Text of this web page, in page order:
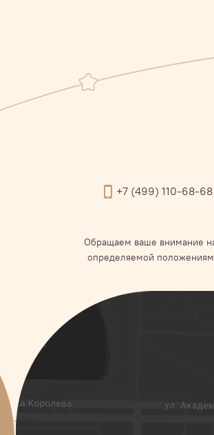
+7 (499) 110-68-68
Обращаем ваше внимание
определяемой